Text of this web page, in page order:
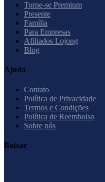
Torne-se Premium
Presente
Família
Para Empresas
Afiliados Lojong
Blog
Ajuda
Contato
Política de Privacidade
Termos e Condições
Política de Reembolso
Sobre nós
Baixar